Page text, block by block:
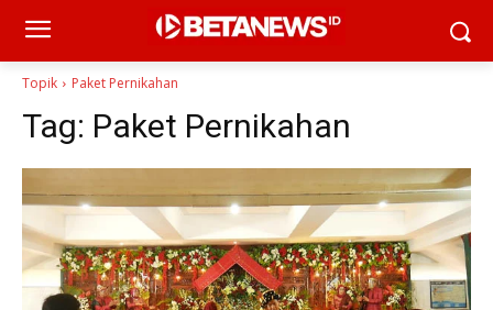
Topik Paket Pernikahan
Tag: Paket Pernikahan